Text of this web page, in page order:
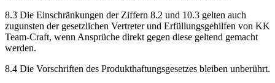
8.3 Die Einschränkungen der Ziffern 8.2 und 10.3 gelten auch
zugunsten der gesetzlichen Vertreter und Erfüllungsgehilfen von KK
Team-Craft, wenn Ansprüche direkt gegen diese geltend gemacht
werden.
8.4 Die Vorschriften des Produkthaftungsgesetzes bleiben unberührt.